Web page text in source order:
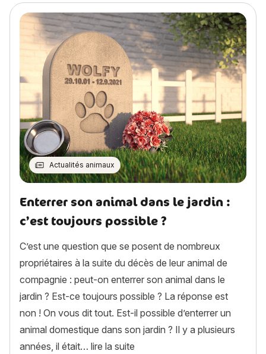
Actualités animaux
Enterrer son animal dans le jardin :
c’est toujours possible ?
C’est une question que se posent de nombreux
propriétaires à la suite du décès de leur animal de
compagnie : peut-on enterrer son animal dans le
jardin ? Est-ce toujours possible ? La réponse est
non ! On vous dit tout. Est-il possible d’enterrer un
animal domestique dans son jardin ? Il y a plusieurs
années, il était… lire la suite